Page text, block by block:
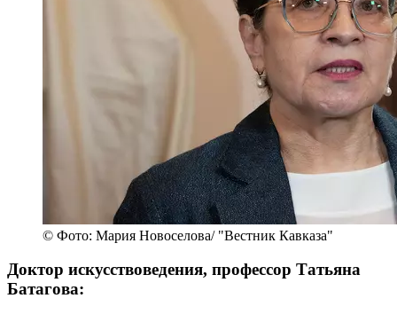
© Фото: Мария Новоселова/ "Вестник Кавказа"
Доктор искусствоведения, профессор Татьяна
Батагова: